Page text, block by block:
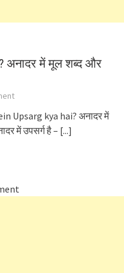
अनादर में मूल शब्द और
Upsarg kya hai? अनादर में
में उपसर्ग है – [...]